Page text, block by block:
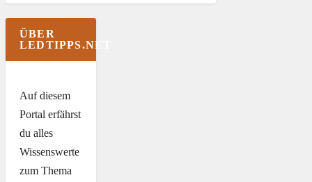
ÜBER
LEDTIPPS.NET
Auf diesem
Portal erfährst
du alles
Wissenswerte
zum Thema